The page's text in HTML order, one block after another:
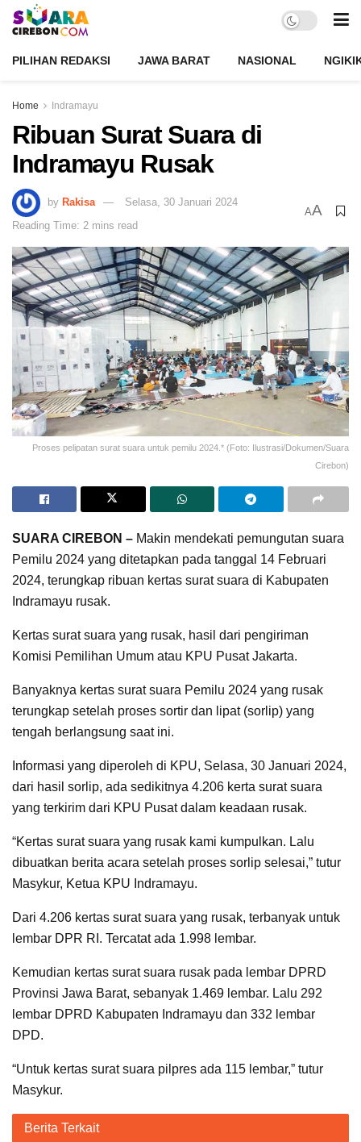
PILIHAN REDAKSI JAWA BARAT NASIONAL
Home Indramayu
Ribuan Surat Suara di
Indramayu Rusak
by Rakisa
Selasa, 30 Januari 2024
Reading Time: 2 mins read
AA
Proses pelipatan surat suara untuk pemilu 2024.* (Foto: Ilustrasi/Dokumen/Suara
Cirebon)
SUARA CIREBON – Makin mendekati pemungutan suara
Pemilu 2024 yang ditetapkan pada tanggal 14 Februari
2024, terungkap ribuan kertas surat suara di Kabupaten
Indramayu rusak.
Kertas surat suara yang rusak, hasil dari pengiriman
Komisi Pemilihan Umum atau KPU Pusat Jakarta.
Banyaknya kertas surat suara Pemilu 2024 yang rusak
terungkap setelah proses sortir dan lipat (sorlip) yang
tengah berlangsung saat ini.
Informasi yang diperoleh di KPU, Selasa, 30 Januari 2024,
dari hasil sorlip, ada sedikitnya 4.206 kerta surat suara
yang terkirim dari KPU Pusat dalam keadaan rusak.
“Kertas surat suara yang rusak kami kumpulkan. Lalu
dibuatkan berita acara setelah proses sorlip selesai,” tutur
Masykur, Ketua KPU Indramayu.
Dari 4.206 kertas surat suara yang rusak, terbanyak untuk
lembar DPR RI. Tercatat ada 1.998 lembar.
Kemudian kertas surat suara rusak pada lembar DPRD
Provinsi Jawa Barat, sebanyak 1.469 lembar. Lalu 292
lembar DPRD Kabupaten Indramayu dan 332 lembar
DPD.
“Untuk kertas surat suara pilpres ada 115 lembar,” tutur
Masykur.
Berita Terkait